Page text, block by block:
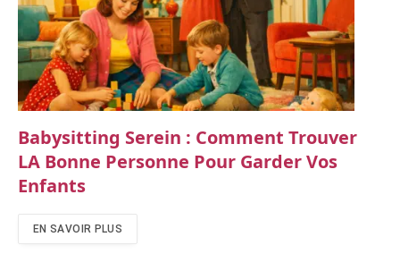
Babysitting Serein : Comment Trouver
LA Bonne Personne Pour Garder Vos
Enfants
EN SAVOIR PLUS